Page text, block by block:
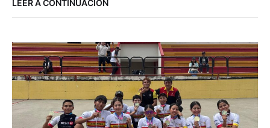
LEER A CONTINUACIÓN